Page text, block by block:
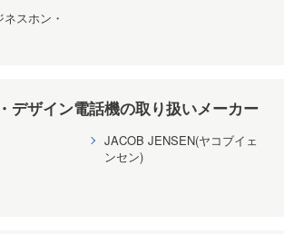
スホン・
デザイン電話機の取り扱いメーカー
JACOB JENSEN(ヤコブイェ
ンセン)